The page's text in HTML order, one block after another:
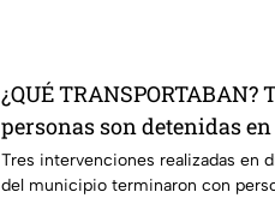
¿QUÉ TRANSPORTABAN?
personas son detenidas
estas sustancia en El
Tres intervenciones realizadas en
del municipio terminaron con